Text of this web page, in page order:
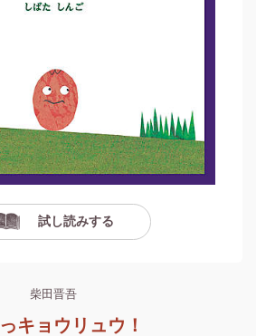
試し読みする
柴田晋吾
キョウリュウ！